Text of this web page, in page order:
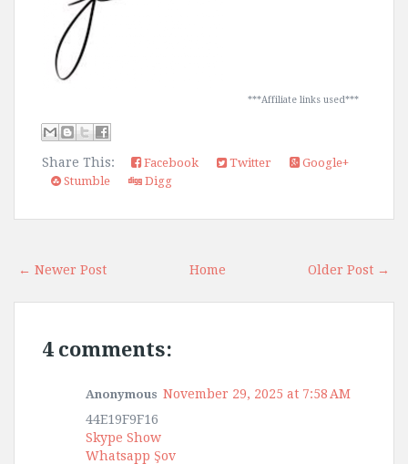
***Affiliate links used***
Share This: Facebook Twitter
Google+
Stumble
Digg
← Newer Post Older Post →
Home
4 comments:
Anonymous November 29, 2025 at 7:58 AM
44E19F9F16
Skype Show
Whatsapp Şov